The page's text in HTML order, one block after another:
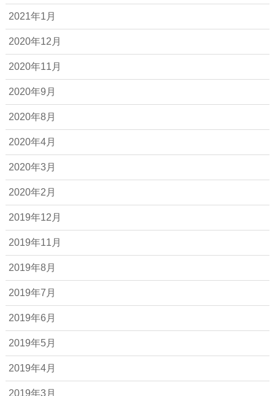
2021年1月
2020年12月
2020年11月
2020年9月
2020年8月
2020年4月
2020年3月
2020年2月
2019年12月
2019年11月
2019年8月
2019年7月
2019年6月
2019年5月
2019年4月
2019年3月